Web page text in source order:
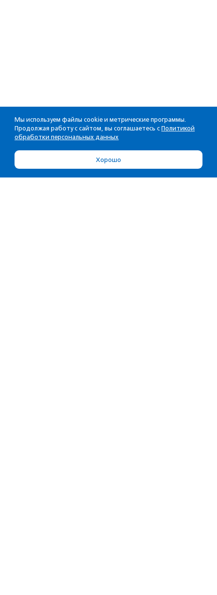
Мы используем файлы cookie и метрические программы.
Продолжая работу с сайтом, вы соглашаетесь с Политикой
обработки персональных данных
Хорошо